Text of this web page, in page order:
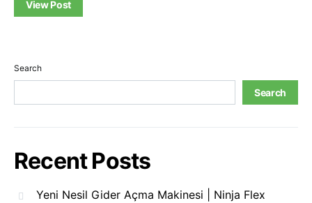
View Post
Search
Search
Recent Posts
Yeni Nesil Gider Açma Makinesi | Ninja Flex